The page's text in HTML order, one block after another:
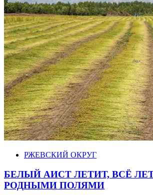
РЖЕВСКИЙ ОКРУГ
БЕЛЫЙ АИСТ ЛЕТИТ, ВСЁ
РОДНЫМИ ПОЛЯМИ